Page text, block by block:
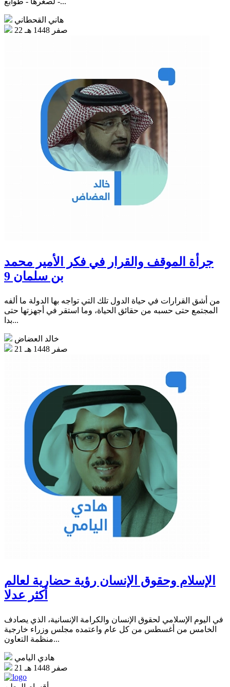
هاني القحطاني
22 صفر 1448 هـ
جرأة الموقف والقرار في فكر الأمير محمد
بن سلمان 9
من أشق القرارات في حياة الدول تلك التي تواجه بها الدولة ما ألفه
المجتمع حتى حسبه من حقائق الحياة، وما استقر في أجهزتها حتى
بدا...
خالد العضاض
21 صفر 1448 هـ
الإسلام وحقوق الإنسان رؤية حضارية لعالم
أكثر عدلا
في اليوم الإسلامي لحقوق الإنسان والكرامة الإنسانية، الذي يصادف
الخامس من أغسطس من كل عام واعتمده مجلس وزراء خارجية
منظمة التعاون...
هادي اليامي
21 صفر 1448 هـ